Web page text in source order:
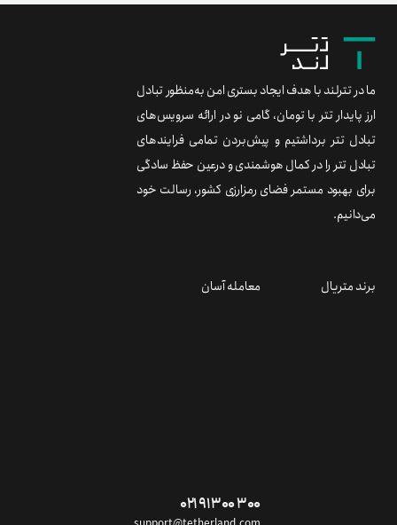
ما در تترلند با هدف ایجاد بستری امن به‌منظور تبادل
ارز پایدار تتر با تومان، گامی نو در ارائه سرویس‌های
تبادل تتر برداشتیم و پیش‌بردن تمامی فرایندهای
تبادل تتر را در کمال هوشمندی و درعین حفظ سادگی
برای بهبود مستمر فضای رمزارزی کشور، رسالت خود
می‌دانیم.
برند متریال معامله آسان
۰۲۱ ۹۱ ۳۰۰ ۳۰۰